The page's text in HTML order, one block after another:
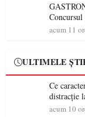
GASTRONOMIE Se încing
Concursul
acum 11
ULTIMELE
Ce
distracție
acum 10